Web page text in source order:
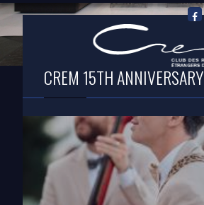
CREM 15TH ANNIVERSARY